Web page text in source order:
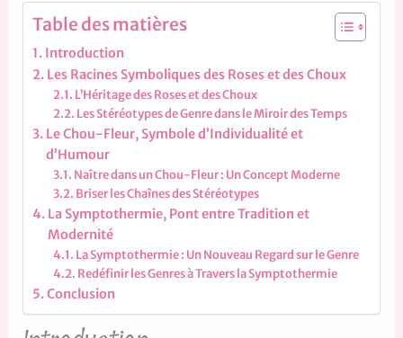
Table des matières
Introduction
Les Racines Symboliques des Roses et des Choux
L’Héritage des Roses et des Choux
Les Stéréotypes de Genre dans le Miroir des Temps
Le Chou-Fleur, Symbole d’Individualité et
d’Humour
Naître dans un Chou-Fleur : Un Concept Moderne
Briser les Chaînes des Stéréotypes
La Symptothermie, Pont entre Tradition et
Modernité
La Symptothermie : Un Nouveau Regard sur le Genre
Redéfinir les Genres à Travers la Symptothermie
Conclusion